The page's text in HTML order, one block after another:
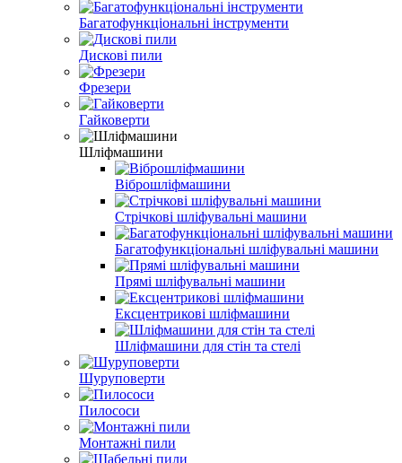
Багатофункціональні інструменти
Дискові пили
Фрезери
Гайковерти
Шліфмашини
Віброшліфмашини
Стрічкові шліфувальні машини
Багатофункціональні шліфувальні машини
Прямі шліфувальні машини
Ексцентрикові шліфмашини
Шліфмашини для стін та стелі
Шуруповерти
Пилососи
Монтажні пили